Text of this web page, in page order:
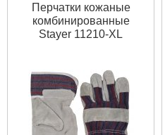
Перчатки кожаные
комбинированные
Stayer 11210-XL